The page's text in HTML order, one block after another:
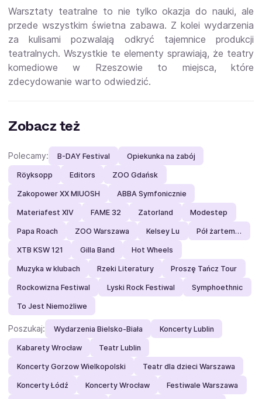
Warsztaty teatralne to nie tylko okazja do nauki, ale
przede wszystkim świetna zabawa. Z kolei wydarzenia
za kulisami pozwalają odkryć tajemnice produkcji
teatralnych. Wszystkie te elementy sprawiają, że teatry
komediowe w Rzeszowie to miejsca, które
zdecydowanie warto odwiedzić.
Zobacz też
Polecamy: B-DAY Festival Opiekunka na zabój
Röyksopp Editors ZOO Gdańsk
Zakopower XX MIUOSH ABBA Symfonicznie
Materiafest XIV FAME 32 Zatorland Modestep
Papa Roach ZOO Warszawa Kelsey Lu Pół żartem…
XTB KSW 121 Gilla Band Hot Wheels
Muzyka w klubach Rzeki Literatury Proszę Tańcz Tour
Rockowizna Festiwal Lyski Rock Festiwal Symphoethnic
To Jest Niemożliwe
Poszukaj: Wydarzenia Bielsko-Biała Koncerty Lublin
Kabarety Wrocław Teatr Lublin
Koncerty Gorzow Wielkopolski Teatr dla dzieci Warszawa
Koncerty Łódź Koncerty Wrocław Festiwale Warszawa